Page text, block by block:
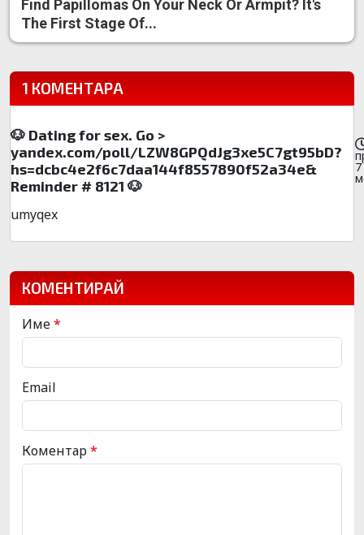
Find Papillomas On Your Neck Or Armpit? It's
The First Stage Of...
1 КОМЕНТАРА
🐶 Dating for sex. Go >
yandex.com/poll/LZW8GPQdJg3xe5C7gt95bD?
hs=dcbc4e2f6c7daa144f8557890f52a34e&
Reminder # 8121 🐶
7
umyqex
КОМЕНТИРАЙ
Име*
Email
Коментар*